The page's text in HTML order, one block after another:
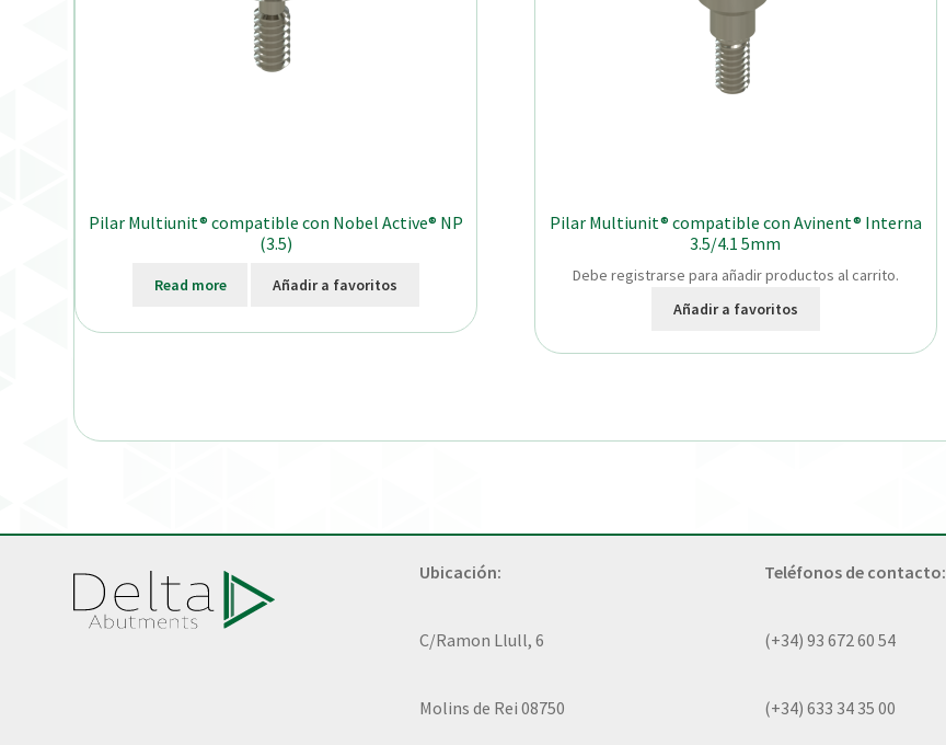
Pilar Multiunit® compatible con Nobel Active® NP
(3.5)
Read more Añadir a favoritos
Pilar Multiunit® compatible con Avinent® Interna
3.5/4.1 5mm
Debe registrarse para añadir productos al carrito.
Añadir a favoritos
Ubicación:
C/Ramon Llull, 6
Molins de Rei 08750
Teléfonos de contacto:
(+34) 93 672 60 54
(+34) 633 34 35 00